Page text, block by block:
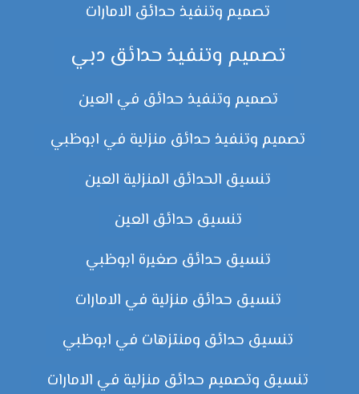
تصميم وتنفيذ حدائق الامارات
تصميم وتنفيذ حدائق دبي
تصميم وتنفيذ حدائق في العين
تصميم وتنفيذ حدائق منزلية في ابوظبي
تنسيق الحدائق المنزلية العين
تنسيق حدائق العين
تنسيق حدائق صغيرة ابوظبي
تنسيق حدائق منزلية في الامارات
تنسيق حدائق ومنتزهات في ابوظبي
تنسيق وتصميم حدائق منزلية في الامارات